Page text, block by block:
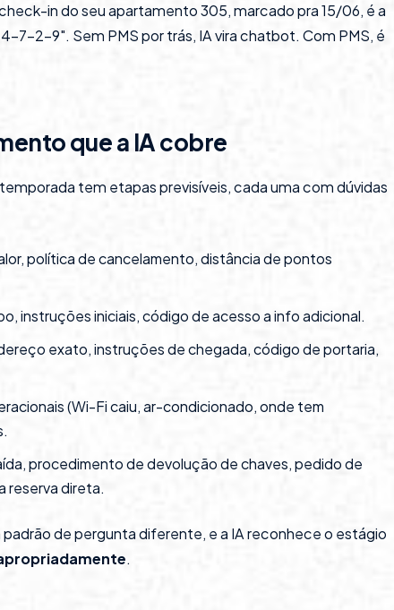
in do seu apartamento 305, marcado pra 15/06, é a
7-2-9". Sem PMS por trás, IA vira chatbot. Com PMS, é
que a IA cobre
tem etapas previsíveis, cada uma com dúvidas
política de cancelamento, distância de pontos
instruções iniciais, código de acesso a info adicional.
exato, instruções de chegada, código de portaria,
(Wi-Fi caiu, ar-condicionado, onde tem
procedimento de devolução de chaves, pedido de
reserva direta.
de pergunta diferente, e a IA reconhece o estágio
.